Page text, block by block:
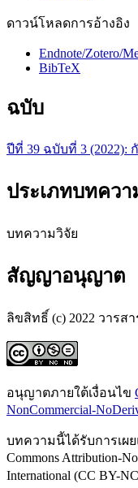
ดาวน์โหลดการอ้างอิง
Endnote/Zotero/
BibTeX
ฉบับ
ปีที่ 39 ฉบับที่ 3 (2022):
ประเภทบทควา
บทความวิจัย
สัญญาอนุญาต
ลิขสิทธิ์ (c) 2022 วารส
อนุญาตภายใต้เงื่อนไข
NonCommercial-
บทความนี้ได้รับการเผ
Commons Attribution-
International (CC BY-